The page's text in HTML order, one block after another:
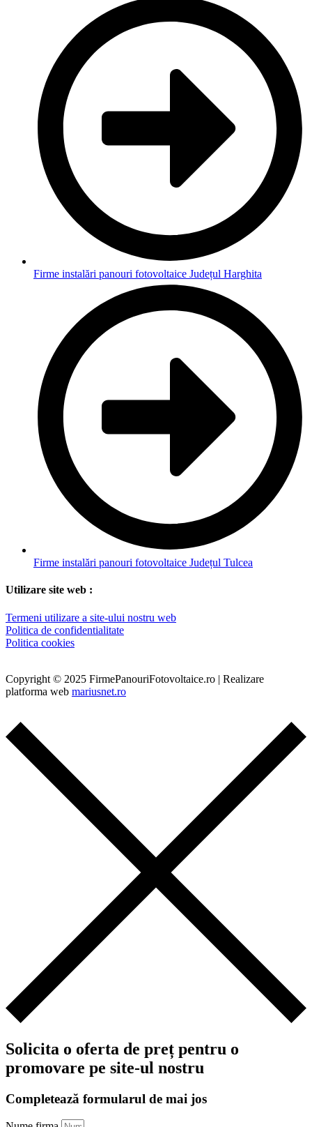
Firme instalări panouri fotovoltaice Județul Harghita
Firme instalări panouri fotovoltaice Județul Tulcea
Utilizare site web :
Termeni utilizare a site-ului nostru web
Politica de confidentialitate
Politica cookies
Copyright © 2025 FirmePanouriFotovoltaice.ro | Realizare
platforma web mariusnet.ro
Solicita o oferta de preț pentru o
promovare pe site-ul nostru
Completează formularul de mai jos